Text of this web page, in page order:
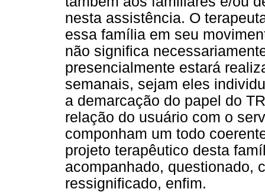
nesta assistência. O
essa família em seu
não significa
presencialmente estará
semanais, sejam eles
a demarcação do papel do
relação do usuário com o
componham um todo
projeto terapêutico desta
acompanhado, questionado,
ressignificado, enfim.